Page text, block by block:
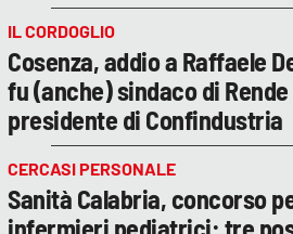
IL CORDOGLIO
Cosenza, addio a Raffaele
fu (anche) sindaco di Rende
presidente di Confindustria
CERCASI PERSONALE
Sanità Calabria, concorso
infermieri pediatrici: tre